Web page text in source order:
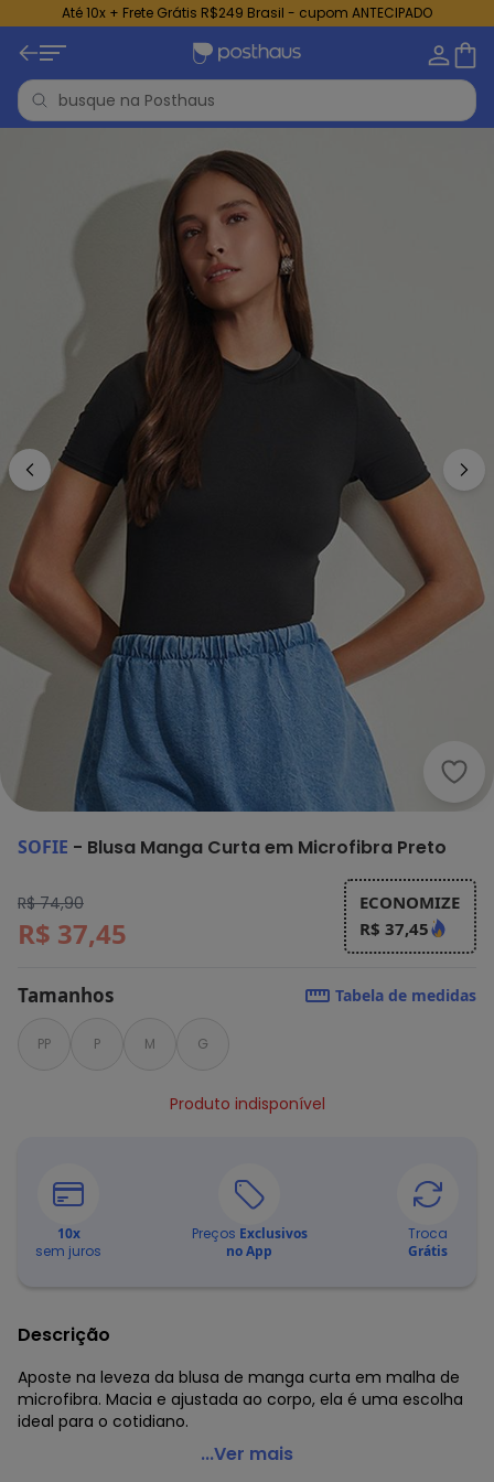
Até 10x + Frete Grátis R$249 Brasil - cupom ANTECIPADO
SOFIE - Blusa Manga Curta em Microfibra Preto
R$ 74,90
R$ 37,45
ECONOMIZE
R$ 37,45
Tamanhos Tabela de medidas
PP P M G
Produto indisponível
10x
sem juros
Preços Exclusivos
no App
Troca
Grátis
Descrição
Aposte na leveza da blusa de manga curta em malha de
microfibra. Macia e ajustada ao corpo, ela é uma escolha
ideal para o cotidiano.
Sofie - Blusa Manga Curta em Microfibra Preto
...Ver mais